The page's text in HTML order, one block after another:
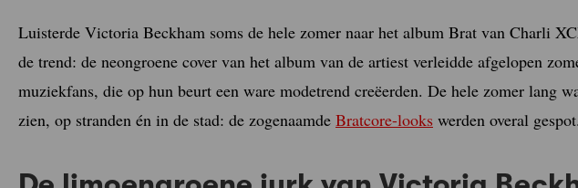
Luisterde Victoria Beckham soms de hele zomer naar het album Brat van Charli
de trend: de neongroene cover van het album van de artiest verleidde afgelopen
muziekfans, die op hun beurt een ware modetrend creëerden. De hele zomer lang
zien, op stranden én in de stad: de zogenaamde Bratcore-looks werden overal gespot.